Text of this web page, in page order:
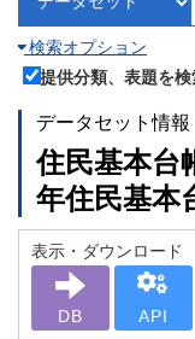
検索オプション
提供分類、表題を検
データセット情報
住民基本台
年住民基本
表示・ダウンロード
DB API